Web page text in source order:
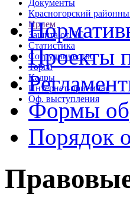
Документы
Красногорский
Прием
Защита от ЧС
Статистика
Сотрудничество
Торги
Кадры
Интернет-приемная
Оф. выступления
Проекты
Формы
Порядок